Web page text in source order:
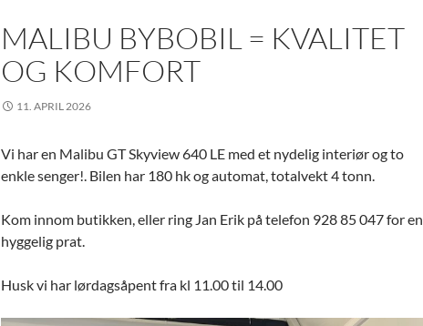
MALIBU BYBOBIL = KVALITET
OG KOMFORT
11. APRIL 2026
Vi har en Malibu GT Skyview 640 LE med et nydelig interiør og to
enkle senger!. Bilen har 180 hk og automat, totalvekt 4 tonn.
Kom innom butikken, eller ring Jan Erik på telefon 928 85 047 for en
hyggelig prat.
Husk vi har lørdagsåpent fra kl 11.00 til 14.00